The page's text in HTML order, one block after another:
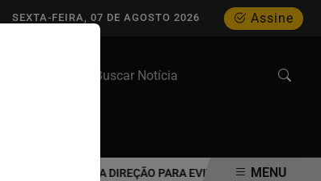
Assine
SEXTA-FEIRA, 07 DE AGOSTO 2026
REAVALIAR A DIREÇÃO PARA EVITAR ACIDENTES NO
MENU